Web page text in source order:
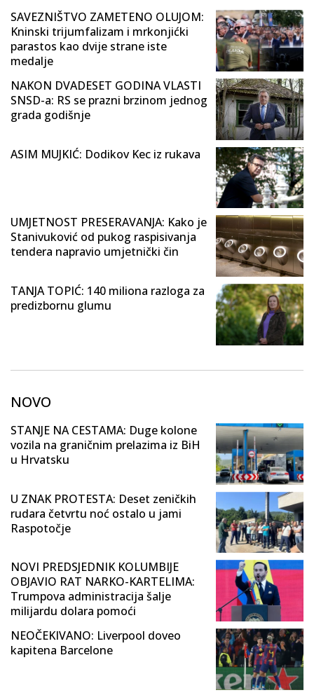
SAVEZNIŠTVO ZAMETENO OLUJOM:
Kninski trijumfalizam i mrkonjićki
parastos kao dvije strane iste
medalje
NAKON DVADESET GODINA VLASTI
SNSD-a: RS se prazni brzinom jednog
grada godišnje
ASIM MUJKIĆ: Dodikov Kec iz rukava
UMJETNOST PRESERAVANJA: Kako je
Stanivuković od pukog raspisivanja
tendera napravio umjetnički čin
TANJA TOPIĆ: 140 miliona razloga za
predizbornu glumu
NOVO
STANJE NA CESTAMA: Duge kolone
vozila na graničnim prelazima iz BiH
u Hrvatsku
U ZNAK PROTESTA: Deset zeničkih
rudara četvrtu noć ostalo u jami
Raspotočje
NOVI PREDSJEDNIK KOLUMBIJE
OBJAVIO RAT NARKO-KARTELIMA:
Trumpova administracija šalje
milijardu dolara pomoći
NEOČEKIVANO: Liverpool doveo
kapitena Barcelone